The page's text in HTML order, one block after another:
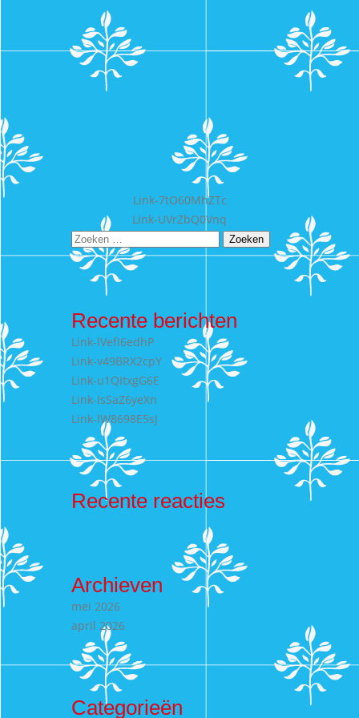
Bericht
navigatie
Link-7tO60MhZTc
Link-UVrZbQ0Vnq
Zoeken
naar:
Recente berichten
Link-lVefI6edhP
Link-v49BRX2cpY
Link-u1QItxgG6E
Link-IsSaZ6yeXn
Link-lW8698E5sJ
Recente reacties
Archieven
mei 2026
april 2026
Categorieën